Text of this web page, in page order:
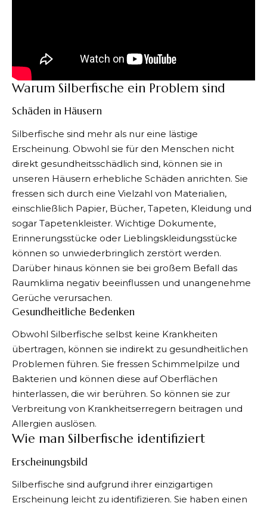
Warum Silberfische ein Problem sind
Schäden in Häusern
Silberfische sind mehr als nur eine lästige
Erscheinung. Obwohl sie für den Menschen nicht
direkt gesundheitsschädlich sind, können sie in
unseren Häusern erhebliche Schäden anrichten. Sie
fressen sich durch eine Vielzahl von Materialien,
einschließlich Papier, Bücher, Tapeten, Kleidung und
sogar Tapetenkleister. Wichtige Dokumente,
Erinnerungsstücke oder Lieblingskleidungsstücke
können so unwiederbringlich zerstört werden.
Darüber hinaus können sie bei großem Befall das
Raumklima negativ beeinflussen und unangenehme
Gerüche verursachen.
Gesundheitliche Bedenken
Obwohl Silberfische selbst keine Krankheiten
übertragen, können sie indirekt zu gesundheitlichen
Problemen führen. Sie fressen Schimmelpilze und
Bakterien und können diese auf Oberflächen
hinterlassen, die wir berühren. So können sie zur
Verbreitung von Krankheitserregern beitragen und
Allergien auslösen.
Wie man Silberfische identifiziert
Erscheinungsbild
Silberfische sind aufgrund ihrer einzigartigen
Erscheinung leicht zu identifizieren. Sie haben einen